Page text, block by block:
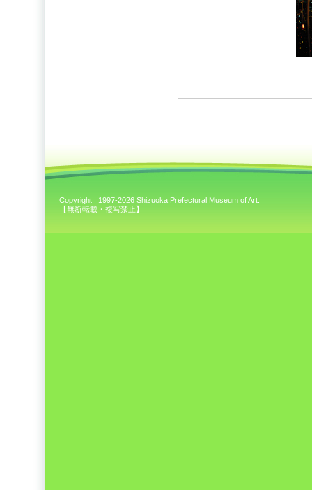
Copyright 1997-2026 Shizuoka Prefectural Museum of Art.
【無断転載・複写禁止】